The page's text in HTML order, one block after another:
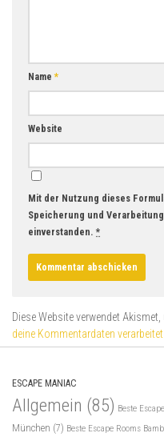
Name*
Website
Mit der Nutzung dieses
Speicherung und
einverstanden. *
Diese Website verwendet Akismet,
deine Kommentardaten verarbeitet
ESCAPE MANIAC
Allgemein (85) Beste
München (7) Beste Escape Rooms